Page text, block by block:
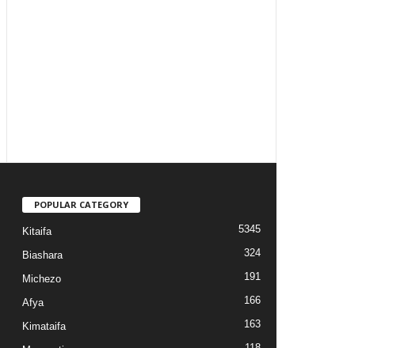
POPULAR CATEGORY
Kitaifa 5345
Biashara 324
Michezo 191
Afya 166
Kimataifa 163